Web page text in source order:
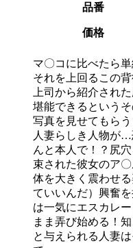
品番
価格
マ〇コに比べたら
それを上回るこの
上司から紹介され
堪能できるという
写真を見せてもら
人妻らしき人物が
んと本人で！？尻
束された彼女のア
体を大きく震わせ
ていいんだ）興奮
は一気にエスカレ
まま弄び始める！
と与えられる人妻